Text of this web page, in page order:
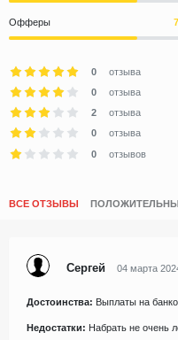
Офферы
0
отзыва
0
отзыва
2
отзыва
0
отзыва
0
отзывов
ВСЕ ОТЗЫВЫ
Сергей 04 марта
Достоинства: Выплаты на
Недостатки: Набрать не очень